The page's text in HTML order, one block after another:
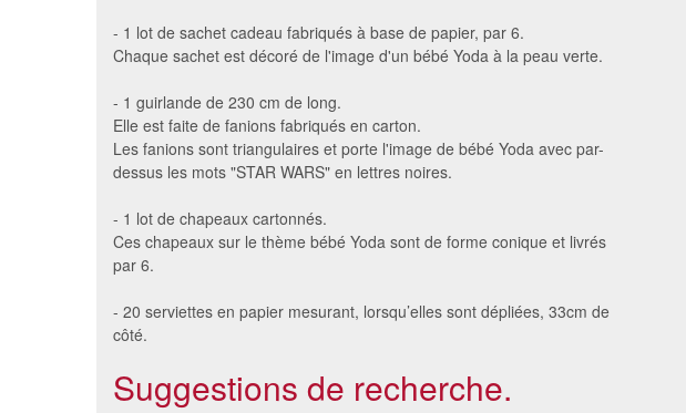
- 1 lot de sachet cadeau fabriqués à base de papier, par 6.
Chaque sachet est décoré de l'image d'un bébé Yoda à la peau verte.
- 1 guirlande de 230 cm de long.
Elle est faite de fanions fabriqués en carton.
Les fanions sont triangulaires et porte l'image de bébé Yoda avec par-
dessus les mots "STAR WARS" en lettres noires.
- 1 lot de chapeaux cartonnés.
Ces chapeaux sur le thème bébé Yoda sont de forme conique et livrés
par 6.
- 20 serviettes en papier mesurant, lorsqu’elles sont dépliées, 33cm de
côté.
Suggestions de recherche.
d'anniversaire
4.22 €
table d'anniversaire
1.47 €